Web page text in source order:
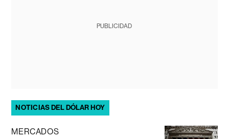
PUBLICIDAD
NOTICIAS DEL DÓLAR HOY
MERCADOS